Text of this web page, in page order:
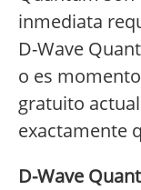
inmediata
D-Wave
o es
gratuito
exactamente
D-Wave